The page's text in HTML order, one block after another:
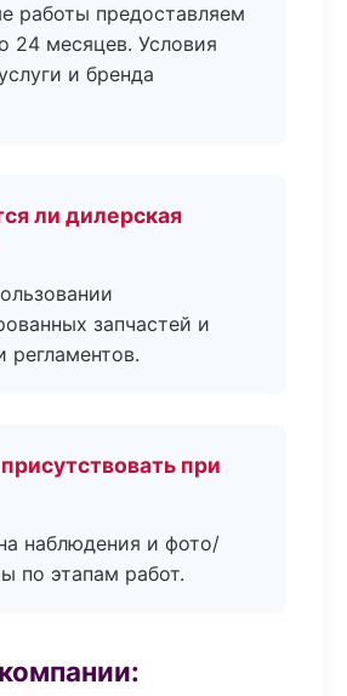
работы предоставляем
24 месяцев. Условия
и бренда
ли дилерская
запчастей и
регламентов.
при
наблюдения и фото/
по этапам работ.